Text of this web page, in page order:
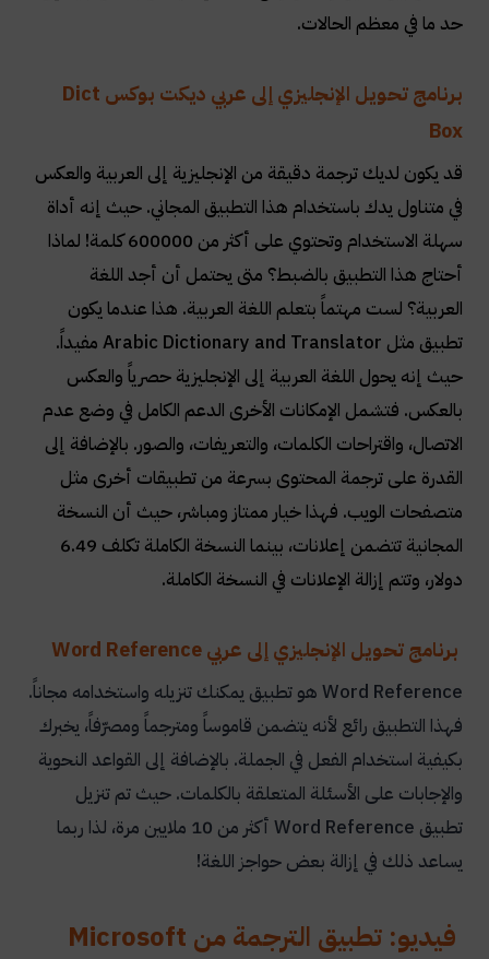
حد ما في معظم الحالات.
برنامج تحويل الإنجليزي إلى عربي ديكت بوكس Dict
Box
قد يكون لديك ترجمة دقيقة من الإنجليزية إلى العربية والعكس
في متناول يدك باستخدام هذا التطبيق المجاني. حيث إنه أداة
سهلة الاستخدام وتحتوي على أكثر من 600000 كلمة! لماذا
أحتاج هذا التطبيق بالضبط؟ متى يحتمل أن أجد اللغة
العربية؟ لست مهتماً بتعلم اللغة العربية. هذا عندما يكون
تطبيق مثل Arabic Dictionary and Translator مفيداً.
حيث إنه يحول اللغة العربية إلى الإنجليزية حصرياً والعكس
بالعكس. فتشمل الإمكانات الأخرى الدعم الكامل في وضع عدم
الاتصال، واقتراحات الكلمات، والتعريفات، والصور. بالإضافة إلى
القدرة على ترجمة المحتوى بسرعة من تطبيقات أخرى مثل
متصفحات الويب. فهذا خيار ممتاز ومباشر، حيث أن النسخة
المجانية تتضمن إعلانات، بينما النسخة الكاملة تكلف 6.49
دولار، وتتم إزالة الإعلانات في النسخة الكاملة.
برنامج تحويل الإنجليزي إلى عربي Word Reference
Word Reference هو تطبيق يمكنك تنزيله واستخدامه مجاناً.
فهذا التطبيق رائع لأنه يتضمن قاموساً ومترجماً ومصرّفاً، يخبرك
بكيفية استخدام الفعل في الجملة. بالإضافة إلى القواعد النحوية
والإجابات على الأسئلة المتعلقة بالكلمات. حيث تم تنزيل
تطبيق Word Reference
أكثر من 10 ملايين مرة، لذا ربما
يساعد ذلك في إزالة بعض حواجز اللغة!
فيديو: تطبيق الترجمة من Microsoft